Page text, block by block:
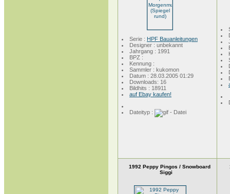
Serie : HPF Bauanleitungen
Designer : unbekannt
Jahrgang : 1991
BPZ :
Kennung :
Sammler : kukomon
Datum : 28.03.2005 01:29
Downloads: 16
Bildhits : 18911
auf Ebay kaufen!
Dateityp :
1992 Peppy Pingos / Snowboard
Siggi